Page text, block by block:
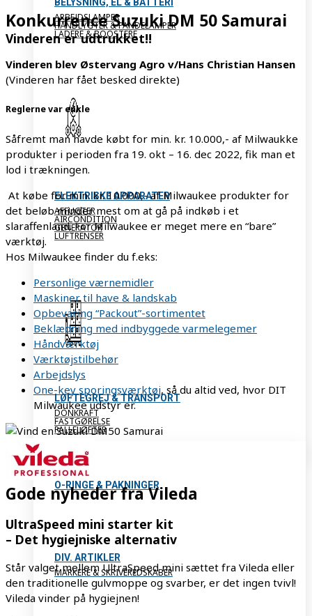
ARBEJDSLAMPER
HÅNDLYGTER & PANDELAMPER
LADERE & BOOSTERE
ELEKTRISKE APPARATER
AFFUGTER
AIRCONDITION
GENERATOR
LUFTRENSER
LØFTEGREJ & TRANSPORT
DONKRAFT
FASTGØRELSE
PALLELØFTER
O-RINGE & PAKNINGER
DIV. ARTIKLER
MARKERE & SKRIVEREDSKABER
Konkurrence Suzuki DM 50 Samurai
Vinderen er udtrukket!!
Vinderen blev Østervang Agro v/Hans Christian Hansen
(Vinderen har fået besked direkte)
Reglerne var enkle
Såfremt man havde købt for min. kr. 10.000,- af Milwaukke
produkter i perioden fra 19. okt – 16. dec 2022, fik man et
lod i trækningen.
At købe for min. kr. 10.000,- af Milwaukee produkter for
det beløb minder mest om at gå på indkøb i et
slaraffenland. For Milwaukee er meget mere en “bare”
værktøj.
Hos Milwaukee finder du f.eks:
Personlige værnemidler
Maskiner til have & landskab
Opbevaring “Packout”-sortimentet
Beklædning med indbyggede varmelegemer
Håndværktøj
Værktøjstilbehør
Arbejdslys
One-key sporingsværktøj, så du altid ved, hvor DIT
Milwaukee udstyr er.
Gode nyheder fra Vileda
UltraSpeed mini starter kit
– Det hygiejniske alternativ
Står valget mellem UltraSpeed mini sættet fra Vileda eller
den traditionelle gulvmoppe og svarber, er det ingen tvivl!
Vileda vinder på hygiejnen!